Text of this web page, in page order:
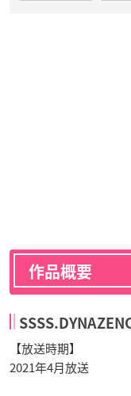
作品概要
【放送時期】
2021年4月放送